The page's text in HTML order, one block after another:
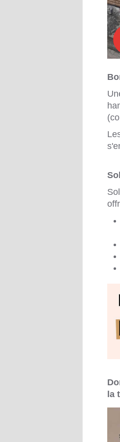
la